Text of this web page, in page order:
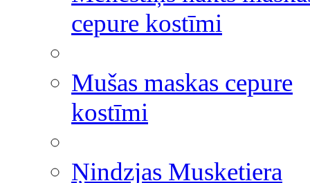
cepure kostīmi
Mušas maskas cepure
kostīmi
Ņindzjas Musketiera